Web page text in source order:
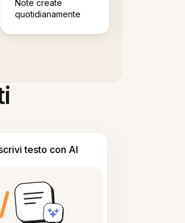
Note create
quotidianamente
testo con AI